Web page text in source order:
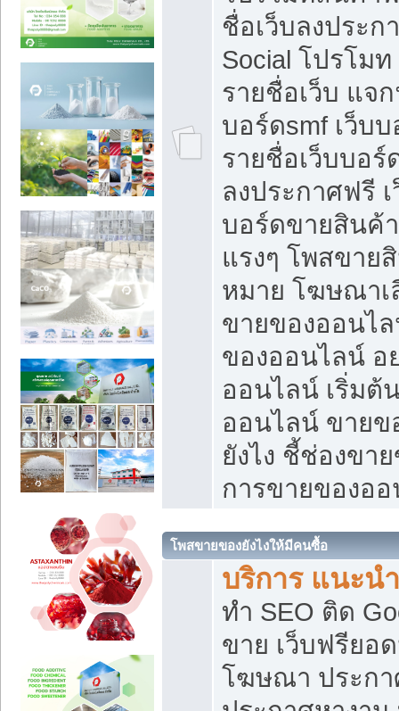
ชื่อเว็บลงประ
Social โปรโม
รายชื่อเว็บ แจ
บอร์ดsmf เว็บ
รายชื่อเว็บบอ
ลงประกาศฟรี
บอร์ดขายสินค้
แรงๆ โพสขาย
หมาย โฆษณาเ
ขายของออนไ
ของออนไลน์ อ
ออนไลน์ เริ่มต้
ออนไลน์ ขายข
ยังไง ชี้ช่องขา
การขายของอ
โพสขายของยังไงให้มีคนซื้อ
บริการ แนะน
ทำ SEO ติด
ขาย เว็บฟรียอ
โฆษณา ประกา